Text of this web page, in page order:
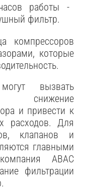
работы -
фильтр.
компрессоров
которые
вызвать
снижение
и привести к
расходов. Для
клапанов и
главными
ABAC
фильтрации